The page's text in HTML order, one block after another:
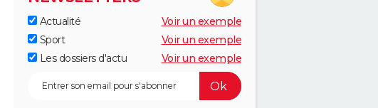
Actualité
Voir un exemple
Sport
Voir un exemple
Les dossiers d'actu
Voir un exemple